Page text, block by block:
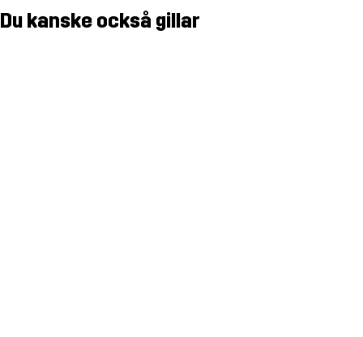
Du kanske också gillar